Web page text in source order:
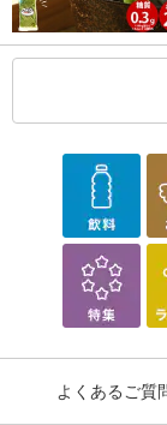
カート機能をご利
ん。
よくあるご質